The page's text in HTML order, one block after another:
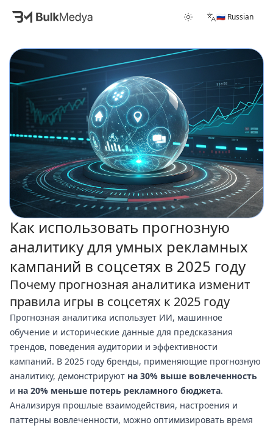
🇷🇺 Russian
Как использовать прогнозную
аналитику для умных рекламных
кампаний в соцсетях в 2025 году
Почему прогнозная аналитика изменит
правила игры в соцсетях к 2025 году
Прогнозная аналитика использует ИИ, машинное
обучение и исторические данные для предсказания
трендов, поведения аудитории и эффективности
кампаний. В 2025 году бренды, применяющие прогнозную
аналитику, демонстрируют на 30% выше вовлеченность
и на 20% меньше потерь рекламного бюджета.
Анализируя прошлые взаимодействия, настроения и
паттерны вовлеченности, можно оптимизировать время